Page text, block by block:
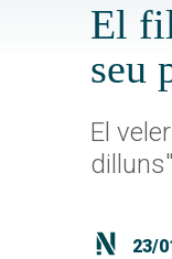
El
seu
El
dilluns"
23/